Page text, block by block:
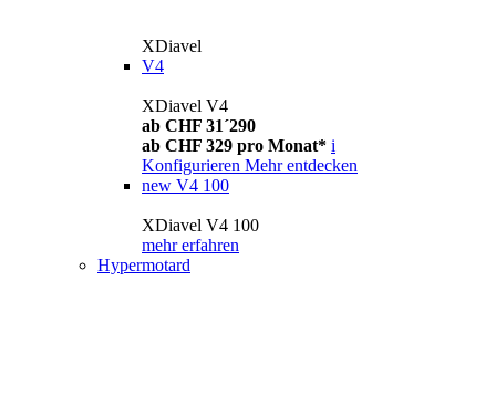
XDiavel
V4
XDiavel V4
ab CHF 31´290
ab CHF 329 pro Monat* i
Konfigurieren Mehr entdecken
new V4 100
XDiavel V4 100
mehr erfahren
Hypermotard